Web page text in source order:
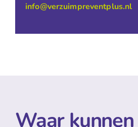
info@verzuimpreventplus.nl
Waar